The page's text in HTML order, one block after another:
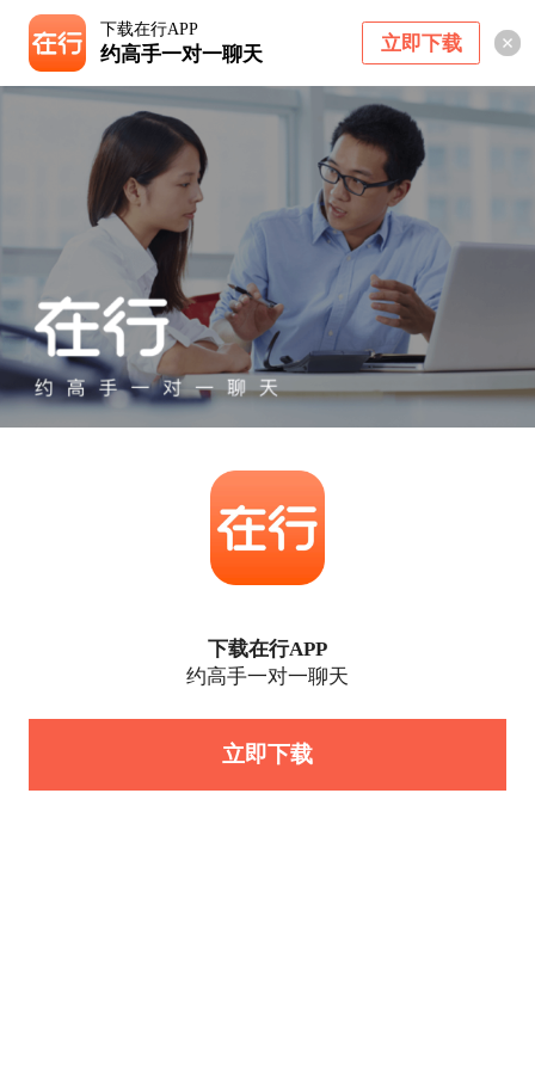
下载在行APP
约高手一对一聊天 立即下载
下载在行APP
约高手一对一聊天
立即下载